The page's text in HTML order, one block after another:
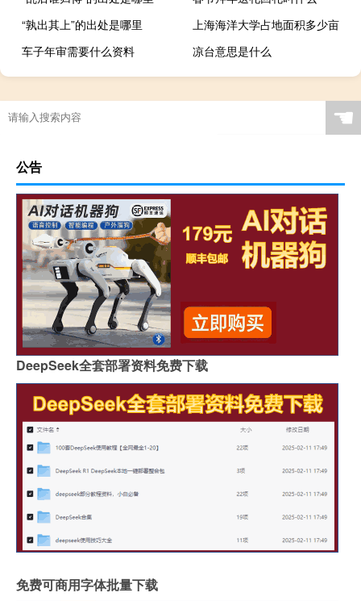
“孰出其上”的出处是哪里
上海海洋大学占地面积多少亩
车子年审需要什么资料
凉台意思是什么
☚
公告
DeepSeek全套部署资料免费下载
免费可商用字体批量下载